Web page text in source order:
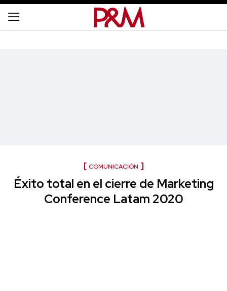
COMUNICACIÓN
Éxito total en el cierre de Marketing
Conference Latam 2020